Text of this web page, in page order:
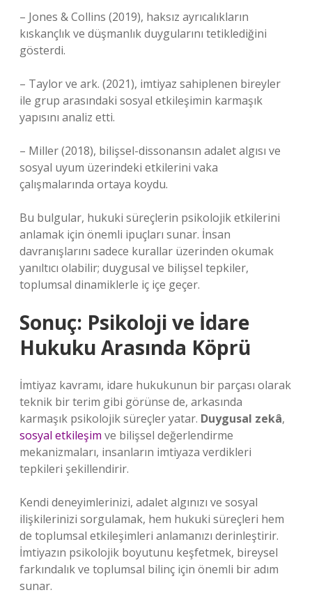
– Jones & Collins (2019), haksız ayrıcalıkların
kıskançlık ve düşmanlık duygularını tetiklediğini
gösterdi.
– Taylor ve ark. (2021), imtiyaz sahiplenen bireyler
ile grup arasındaki sosyal etkileşimin karmaşık
yapısını analiz etti.
– Miller (2018), bilişsel-dissonansın adalet algısı ve
sosyal uyum üzerindeki etkilerini vaka
çalışmalarında ortaya koydu.
Bu bulgular, hukuki süreçlerin psikolojik etkilerini
anlamak için önemli ipuçları sunar. İnsan
davranışlarını sadece kurallar üzerinden okumak
yanıltıcı olabilir; duygusal ve bilişsel tepkiler,
toplumsal dinamiklerle iç içe geçer.
Sonuç: Psikoloji ve İdare
Hukuku Arasında Köprü
İmtiyaz kavramı, idare hukukunun bir parçası olarak
teknik bir terim gibi görünse de, arkasında
karmaşık psikolojik süreçler yatar. Duygusal zekâ,
sosyal etkileşim ve bilişsel değerlendirme
mekanizmaları, insanların imtiyaza verdikleri
tepkileri şekillendirir.
Kendi deneyimlerinizi, adalet algınızı ve sosyal
ilişkilerinizi sorgulamak, hem hukuki süreçleri hem
de toplumsal etkileşimleri anlamanızı derinleştirir.
İmtiyazın psikolojik boyutunu keşfetmek, bireysel
farkındalık ve toplumsal bilinç için önemli bir adım
sunar.